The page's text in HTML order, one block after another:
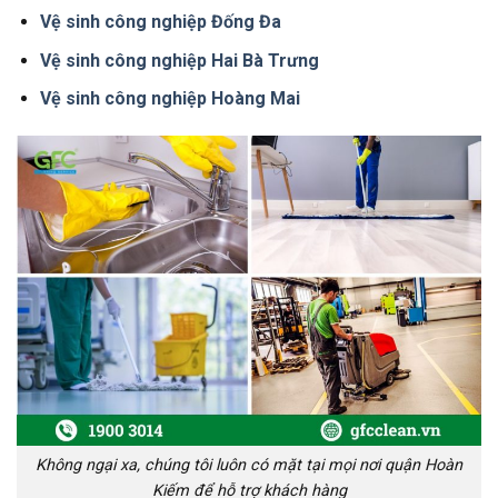
Vệ sinh công nghiệp Đống Đa
Vệ sinh công nghiệp Hai Bà Trưng
Vệ sinh công nghiệp Hoàng Mai
Không ngại xa, chúng tôi luôn có mặt tại mọi nơi quận Hoàn
Kiếm để hỗ trợ khách hàng